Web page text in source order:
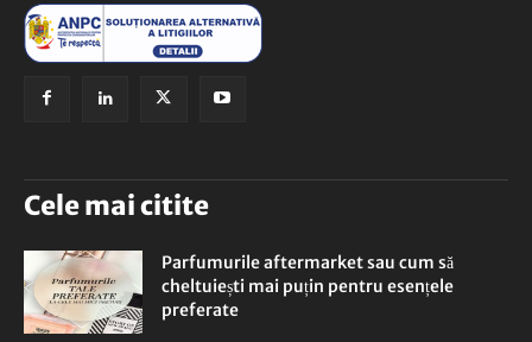
Cele mai citite
Parfumurile aftermarket sau cum să
cheltuiești mai puțin pentru esențele
preferate